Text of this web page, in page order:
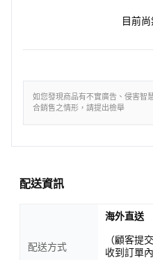
目前尚
如您發現商品有不實廣告、侵害智
合銷售之情形，請提出檢舉
配送資訊
配送方式
海外直送
（顧客提
收到訂單